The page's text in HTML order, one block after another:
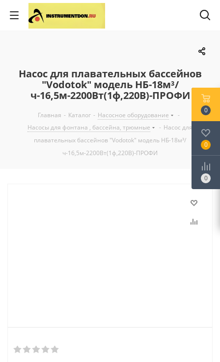
Насос для плавательных бассейнов
"Vodotok" модель НБ-18м³/
ч-16,5м-2200Вт(1ф,220В)-ПРОФИ
Главная - Каталог - Насосное оборудование
-
Насосы для фонтана , бассейна, трюмные
- Насос для
плавательных бассейнов "Vodotok" модель НБ-18м³/
ч-16,5м-2200Вт(1ф,220В)-ПРОФИ
0
0
0